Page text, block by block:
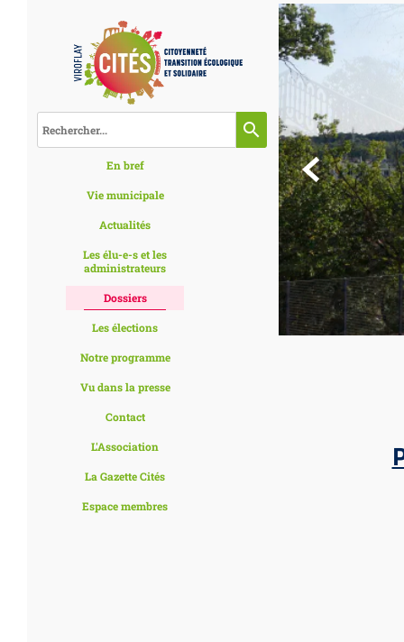
En bref
Vie municipale
Actualités
Les élu-e-s et les
administrateurs
Dossiers
Les élections
Notre programme
Vu dans la presse
Contact
L'Association
La Gazette Cités
Espace membres

search